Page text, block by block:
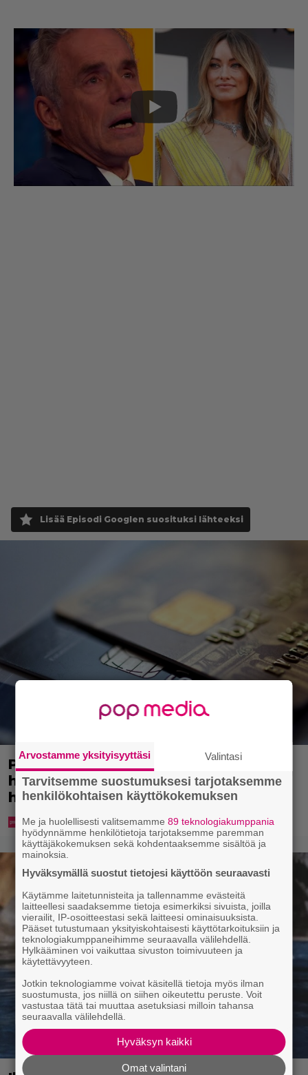
Lisää Episodi Googlen suosituksi lähteeksi
Poliisi: Kauppakeskusten pihoilla
huijauksia – tekijät väittävät
hukanneensa pankkikorttinsa
Arvostamme yksityisyyttäsi Valintasi
Tarvitsemme suostumuksesi tarjotaksemme
henkilökohtaisen käyttökokemuksen
Me ja huolellisesti valitsemamme89 teknologiakumppania
hyödynnämme henkilötietoja tarjotaksemme paremman
käyttäjäkokemuksen sekä kohdentaaksemme sisältöä ja
mainoksia.
Hyväksymällä suostut tietojesi käyttöön seuraavasti
Käytämme laitetunnisteita ja tallennamme evästeitä
laitteellesi saadaksemme tietoja esimerkiksi sivuista, joilla
vierailit, IP-osoitteestasi sekä laitteesi ominaisuuksista.
Pääset tutustumaan yksityiskohtaisesti käyttötarkoituksiin ja
teknologiakumppaneihimme seuraavalla välilehdellä.
Hylkääminen voi vaikuttaa sivuston toimivuuteen ja
käytettävyyteen.
Jotkin teknologiamme voivat käsitellä tietoja myös ilman
suostumusta, jos niillä on siihen oikeutettu peruste. Voit
vastustaa tätä tai muuttaa asetuksiasi milloin tahansa
seuraavalla välilehdellä.
Hyväksyn kaikki
Omat valintani